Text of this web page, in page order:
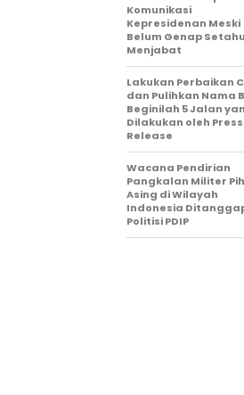
Komunikasi
Kepresidenan Meski
Belum Genap
Menjabat
Lakukan Perbaikan
dan Pulihkan Nama
Beginilah 5 Jalan
Dilakukan oleh Press
Release
Wacana Pendirian
Pangkalan Militer
Asing di Wilayah
Indonesia
Politisi PDIP